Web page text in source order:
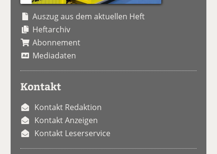
Auszug aus dem aktuellen Heft
Heftarchiv
Abonnement
Mediadaten
Kontakt
Kontakt Redaktion
Kontakt Anzeigen
Kontakt Leserservice